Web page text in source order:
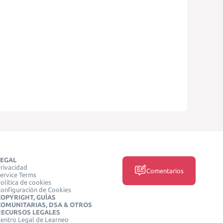
Terms
de cookies
de Cookies
GUÍAS
DSA & OTROS
LEGALES
Legal de Learneo
Comentarios